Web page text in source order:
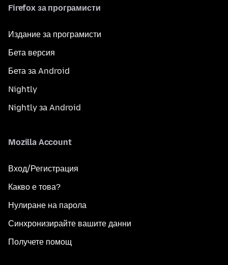
Firefox за програмисти
Издание за програмисти
Бета версия
Бета за Android
Nightly
Nightly за Android
Mozilla Account
Вход/Регистрация
Какво е това?
Нулиране на парола
Синхронизирайте вашите данни
Получете помощ